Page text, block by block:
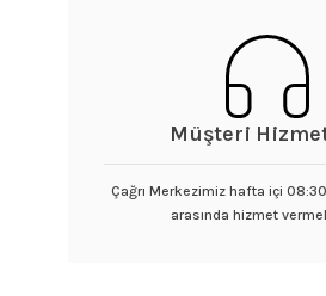
Müşteri
Çağrı Merkezimiz hafta içi
arasında hizmet